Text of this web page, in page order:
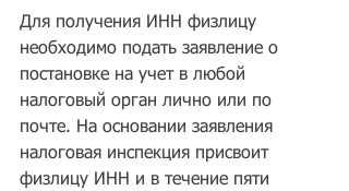
Для получения ИНН физлицу
необходимо подать заявление о
постановке на учет в любой
налоговый орган лично или по
почте. На основании заявления
налоговая инспекция присвоит
физлицу ИНН и в течение пяти